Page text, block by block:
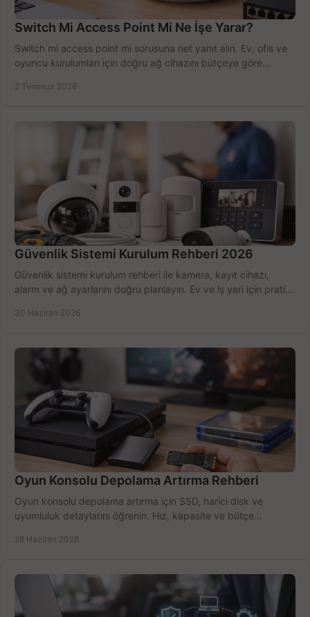
Switch Mi Access Point Mi Ne İşe Yarar?
Switch mi access point mi sorusuna net yanıt alın. Ev, ofis ve
oyuncu kurulumları için doğru ağ cihazını bütçeye göre
2 Temmuz 2026
Güvenlik Sistemi Kurulum Rehberi 2026
Güvenlik sistemi kurulum rehberi ile kamera, kayıt cihazı,
alarm ve ağ ayarlarını doğru planlayın. Ev ve iş yeri için pratik
30 Haziran 2026
Oyun Konsolu Depolama Artırma Rehberi
Oyun konsolu depolama artırma için SSD, harici disk ve
uyumluluk detaylarını öğrenin. Hız, kapasite ve bütçe
28 Haziran 2026